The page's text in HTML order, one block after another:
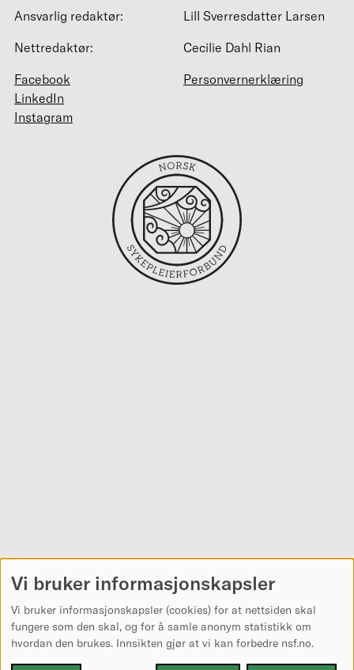
Ansvarlig redaktør:
Lill Sverresdatter Larsen
Nettredaktør:
Cecilie Dahl Rian
Facebook
LinkedIn
Instagram
Personvernerklæring
Vi bruker informasjonskapsler
Vi bruker informasjonskapsler (cookies) for at nettsiden skal
fungere som den skal, og for å samle anonym statistikk om
hvordan den brukes. Innsikten gjør at vi kan forbedre nsf.no.